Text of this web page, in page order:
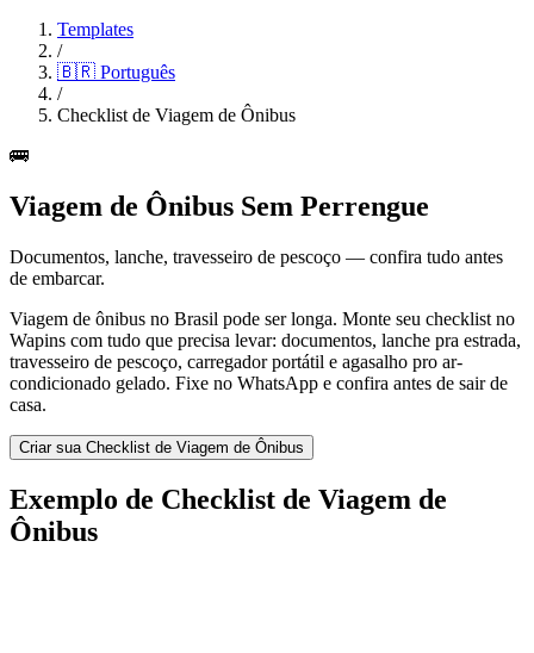
Templates
/
🇧🇷 Português
/
Checklist de Viagem de Ônibus
🚌
Viagem de Ônibus Sem Perrengue
Documentos, lanche, travesseiro de pescoço — confira tudo antes
de embarcar.
Viagem de ônibus no Brasil pode ser longa. Monte seu checklist no
Wapins com tudo que precisa levar: documentos, lanche pra estrada,
travesseiro de pescoço, carregador portátil e agasalho pro ar-
condicionado gelado. Fixe no WhatsApp e confira antes de sair de
casa.
Criar sua Checklist de Viagem de Ônibus
Exemplo de Checklist de Viagem de
Ônibus